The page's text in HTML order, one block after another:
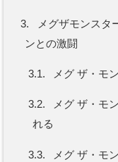
3.
メグザモンスタ
ンとの激闘
3.1. メグ ザ・モ
3.2.
メグ ザ・モ
れる
3.3.
メグ ザ・モ